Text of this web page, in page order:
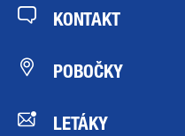
KONTAKT
POBOČKY
LETÁKY